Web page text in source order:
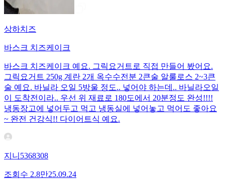
상하치즈
바스크 치즈케이크
바스크 치즈케이크 예요. 그릭요거트로 직접 만들어 봤어요.
그릭요거트 250g 계란 2개 옥수수전분 2큰술 알룰로스 2~3큰
술 예요. 바닐라 오일 5방울 정도.. 넣어야 하는데.. 바닐라오일
이 도착전이라.. 우선 위 재료로 180도에서 20분정도 완성!!!!
냉동장고에 넣어두고 먹고 냉동실에 넣어놓고 먹어도 좋아요
~ 완전 건강식!! 다이어트식 예요.
지니5368308
조회수 2.8만25.09.24